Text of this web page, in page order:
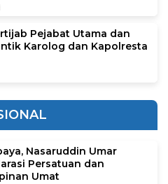
Pejabat Utama dan
Karolog dan Kapolresta
Nasaruddin Umar
Persatuan dan
Umat